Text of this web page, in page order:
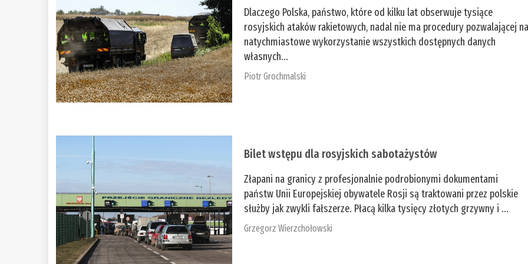
Dlaczego Polska, państwo, które od kilku lat obserwuje tysiące
rosyjskich ataków rakietowych, nadal nie ma procedury pozwalającej
natychmiastowe wykorzystanie wszystkich dostępnych danych
własnych...
Piotr Grochmalski
Bilet wstępu dla rosyjskich sabotażystów
Złapani na granicy z profesjonalnie podrobionymi dokumentami
państw Unii Europejskiej obywatele Rosji są traktowani przez polskie
służby jak zwykli fałszerze. Płacą kilka tysięcy złotych grzywny i ...
Grzegorz Wierzchołowski